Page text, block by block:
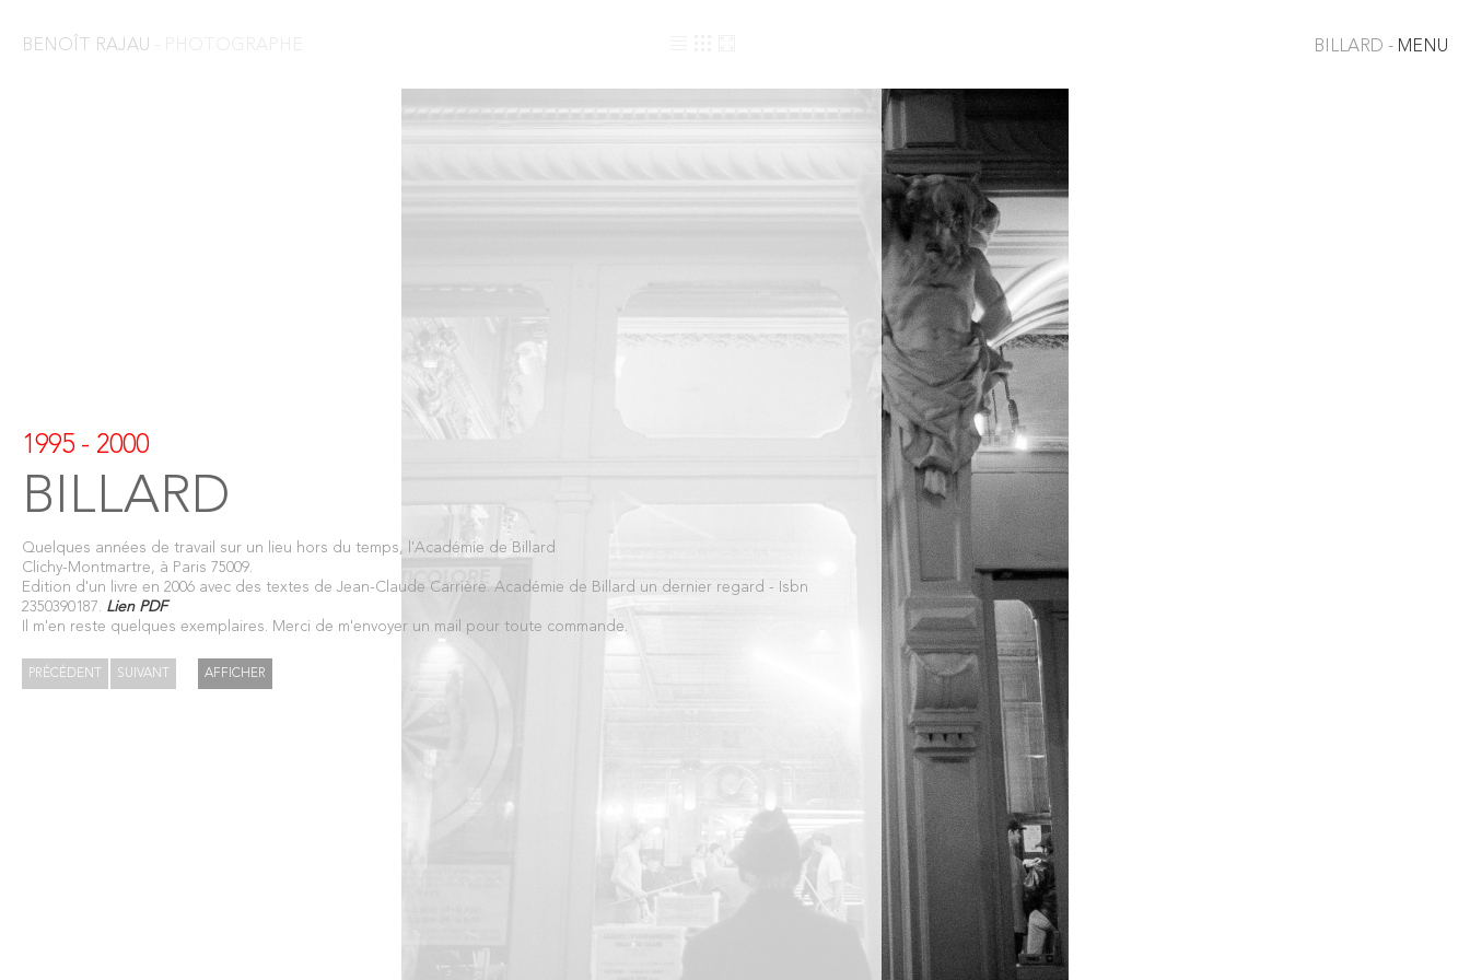
BENOÎT RAJAU BILLARD - MENU
1995 - 2000
BILLARD
Quelques années de travail sur un lieu hors du temps, l'Académie de Billard
Clichy-Montmartre, à Paris 75009.
Edition d'un livre en 2006 avec des textes de Jean-Claude Carrière. Académie de Billard un dernier regard - Isbn
2350390187. Lien PDF
Il m'en reste quelques exemplaires. Merci de m'envoyer un mail pour toute commande.
PRÉCÉDENT SUIVANT AFFICHER